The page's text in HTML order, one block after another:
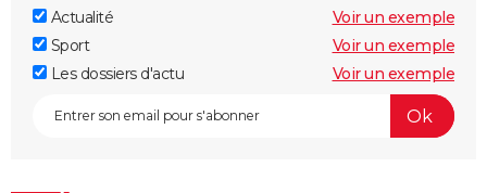
Actualité
Voir un exemple
Sport
Voir un exemple
Les dossiers d'actu
Voir un exemple